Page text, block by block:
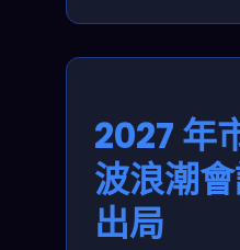
2027 年
波浪潮
出局